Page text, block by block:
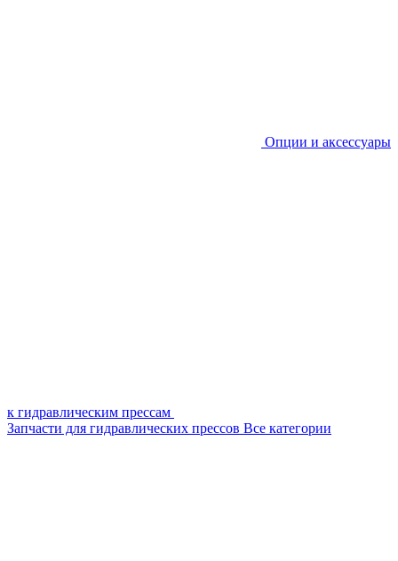
Опции и аксессуары
к гидравлическим прессам
Запчасти для гидравлических прессов Все категории